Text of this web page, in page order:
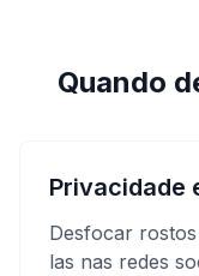
Quando
Privacidade
Desfocar
las nas redes